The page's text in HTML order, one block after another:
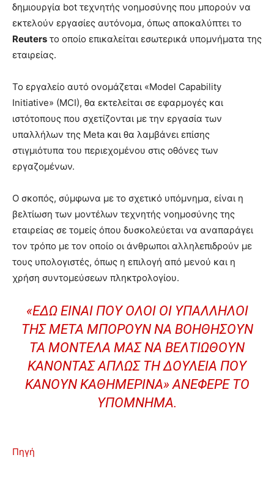
δημιουργία bot τεχνητής νοημοσύνης που μπορούν να
εκτελούν εργασίες αυτόνομα, όπως αποκαλύπτει το
Reuters το οποίο επικαλείται εσωτερικά υπομνήματα της
εταιρείας.
Το εργαλείο αυτό ονομάζεται «Model Capability
Initiative» (MCI), θα εκτελείται σε εφαρμογές και
ιστότοπους που σχετίζονται με την εργασία των
υπαλλήλων της Meta και θα λαμβάνει επίσης
στιγμιότυπα του περιεχομένου στις οθόνες των
εργαζομένων.
Ο σκοπός, σύμφωνα με το σχετικό υπόμνημα, είναι η
βελτίωση των μοντέλων τεχνητής νοημοσύνης της
εταιρείας σε τομείς όπου δυσκολεύεται να αναπαράγει
τον τρόπο με τον οποίο οι άνθρωποι αλληλεπιδρούν με
τους υπολογιστές, όπως η επιλογή από μενού και η
χρήση συντομεύσεων πληκτρολογίου.
«ΕΔΏ ΕΊΝΑΙ ΠΟΥ ΌΛΟΙ ΟΙ ΥΠΆΛΛΗΛΟΙ
ΤΗΣ META ΜΠΟΡΟΎΝ ΝΑ ΒΟΗΘΉΣΟΥΝ
ΤΑ ΜΟΝΤΈΛΑ ΜΑΣ ΝΑ ΒΕΛΤΙΩΘΟΎΝ
ΚΆΝΟΝΤΑΣ ΑΠΛΏΣ ΤΗ ΔΟΥΛΕΙΆ ΠΟΥ
ΚΆΝΟΥΝ ΚΑΘΗΜΕΡΙΝΆ» ΑΝΈΦΕΡΕ ΤΟ
ΥΠΌΜΝΗΜΑ.
Πηγή